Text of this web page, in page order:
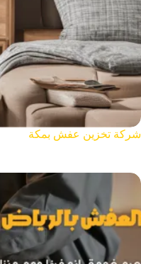
شركة تخزين عفش بمكة